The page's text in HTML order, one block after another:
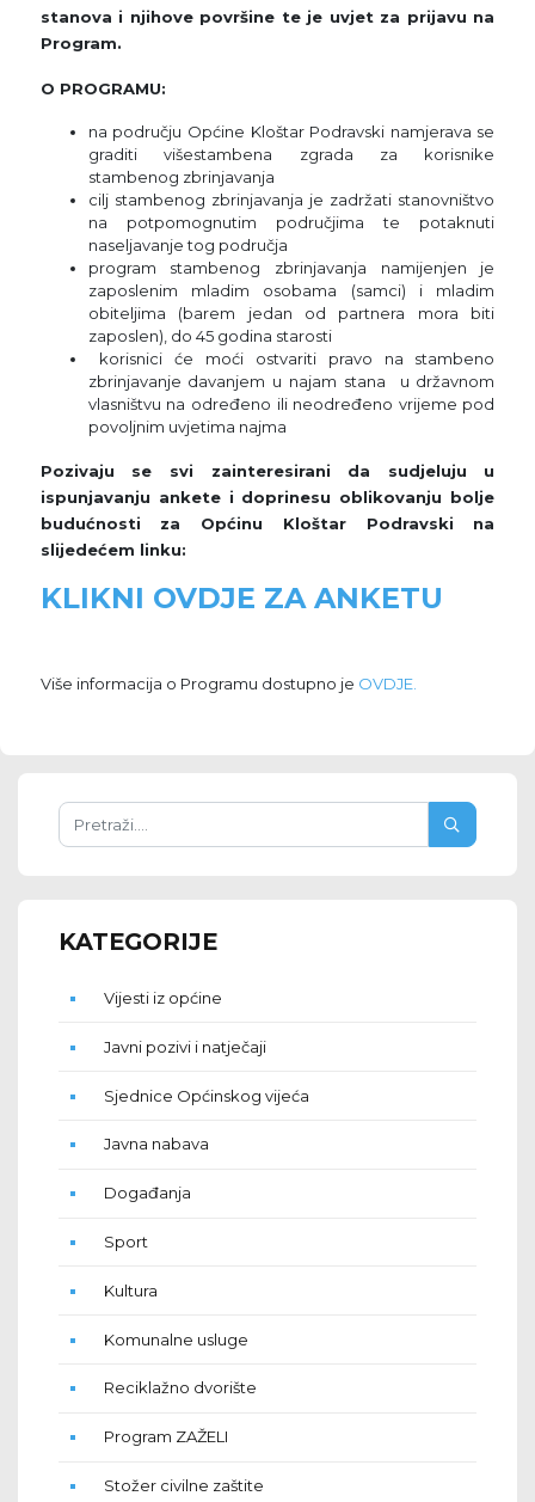
stanova i njihove površine te je uvjet za prijavu na
Program.
O PROGRAMU:
na području Općine Kloštar Podravski namjerava se
graditi višestambena zgrada za korisnike
stambenog zbrinjavanja
cilj stambenog zbrinjavanja je zadržati stanovništvo
na potpomognutim područjima te potaknuti
naseljavanje tog područja
program stambenog zbrinjavanja namijenjen je
zaposlenim mladim osobama (samci) i mladim
obiteljima (barem jedan od partnera mora biti
zaposlen), do 45 godina starosti
korisnici će moći ostvariti pravo na stambeno
zbrinjavanje davanjem u najam stana u državnom
vlasništvu na određeno ili neodređeno vrijeme pod
povoljnim uvjetima najma
Pozivaju se svi zainteresirani da sudjeluju u
ispunjavanju ankete i doprinesu oblikovanju bolje
budućnosti za Općinu Kloštar Podravski na
slijedećem linku:
KLIKNI OVDJE ZA ANKETU
Više informacija o Programu dostupno je OVDJE.
KATEGORIJE
Vijesti iz općine
Javni pozivi i natječaji
Sjednice Općinskog vijeća
Javna nabava
Događanja
Sport
Kultura
Komunalne usluge
Reciklažno dvorište
Program ZAŽELI
Stožer civilne zaštite